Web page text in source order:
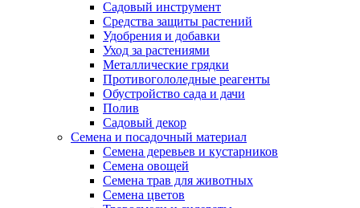
Садовый инструмент
Средства защиты растений
Удобрения и добавки
Уход за растениями
Металлические грядки
Противогололедные реагенты
Обустройство сада и дачи
Полив
Садовый декор
Семена и посадочный материал
Семена деревьев и кустарников
Семена овощей
Семена трав для животных
Семена цветов